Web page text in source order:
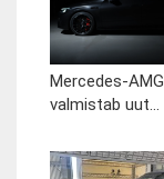
Mercedes-AMG
valmistab uut...